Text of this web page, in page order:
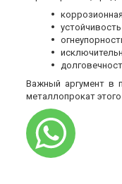
Важный аргумент в
металлопрокат